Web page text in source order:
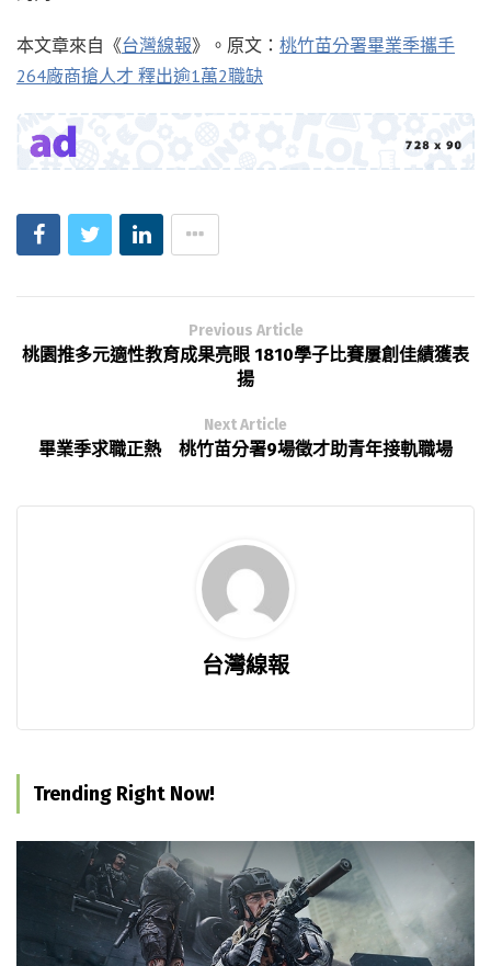
本文章來自《台灣線報》。原文： 桃竹苗分署畢業季攜手
264廠商搶人才 釋出逾1萬2職缺
Previous Article
桃園推多元適性教育成果亮眼 1810學子比賽屢創佳績獲表
揚
Next Article
畢業季求職正熱 桃竹苗分署9場徵才助青年接軌職場
台灣線報
Trending Right Now!